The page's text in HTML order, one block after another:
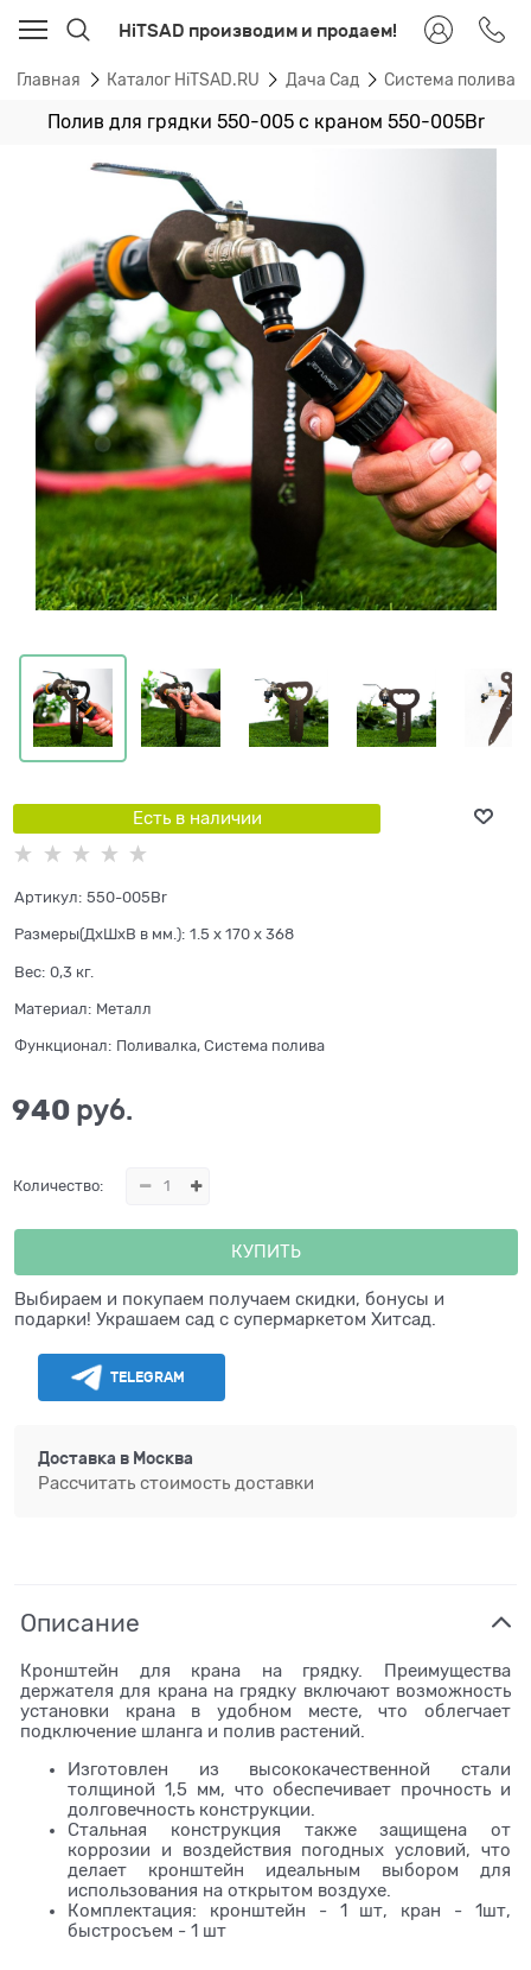
HiTSAD производим и продаем!
Главная Каталог HiTSAD.RU Дача Сад Система полива
Полив для грядки 550-005 с краном 550-005Br
Есть в наличии
Артикул: 550-005Br
Размеры(ДхШхВ в мм.): 1.5 x 170 x 368
Вес: 0,3 кг.
Материал: Металл
Функционал: Поливалка, Система полива
940 руб.
Количество:
КУПИТЬ
Выбираем и покупаем получаем скидки, бонусы и
подарки! Украшаем сад с супермаркетом Хитсад.
TELEGRAM
Доставка в Москва
Рассчитать стоимость доставки
Описание
Кронштейн для крана на грядку. Преимущества
держателя для крана на грядку включают возможность
установки крана в удобном месте, что облегчает
подключение шланга и полив растений.
Изготовлен из высококачественной стали
толщиной 1,5 мм, что обеспечивает прочность и
долговечность конструкции.
Стальная конструкция также защищена от
коррозии и воздействия погодных условий, что
делает кронштейн идеальным выбором для
использования на открытом воздухе.
Комплектация: кронштейн - 1 шт, кран - 1шт,
быстросъем - 1 шт